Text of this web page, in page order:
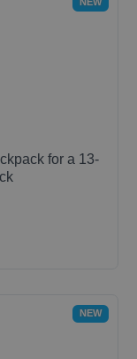
for a 13-
NEW